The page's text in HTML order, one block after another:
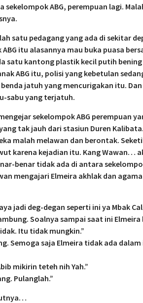
sekelompok ABG, perempuan lagi.
satu pedagang yang ada di sekitar
itu alasannya mau buka puasa
satu kantong plastik kecil putih
ABG itu, polisi yang kebetulan
jatuh yang mencurigakan itu.
sabu yang terjatuh.
sekelompok ABG perempuan
tak jauh dari stasiun Duren
malah melawan dan berontak.
karena kejadian itu. Kang Wawan…
benar tidak ada di antara
mengajari Elmeira akhlak dan
jadi deg-degan seperti ini ya Mbak
Soalnya sampai saat ini Elmeira
Itu tidak mungkin.”
Semoga saja Elmeira tidak ada dalam
mikirin teteh nih Yah.”
Pulanglah.”